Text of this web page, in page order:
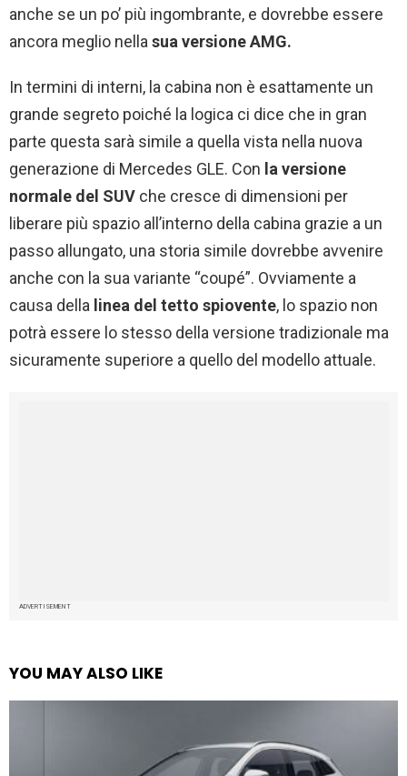
anche se un po’ più ingombrante, e dovrebbe essere
ancora meglio nella sua versione AMG.
In termini di interni, la cabina non è esattamente un
grande segreto poiché la logica ci dice che in gran
parte questa sarà simile a quella vista nella nuova
generazione di Mercedes GLE. Con la versione
normale del SUV che cresce di dimensioni per
liberare più spazio all’interno della cabina grazie a un
passo allungato, una storia simile dovrebbe avvenire
anche con la sua variante “coupé”. Ovviamente a
causa della linea del tetto spiovente, lo spazio non
potrà essere lo stesso della versione tradizionale ma
sicuramente superiore a quello del modello attuale.
ADVERTISEMENT
YOU MAY ALSO LIKE